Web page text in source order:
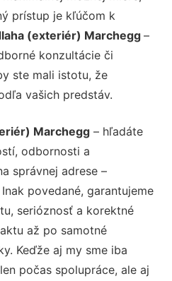
prístup je kľúčom k
(exteriér) Marchegg –
konzultácie či
ste mali istotu, že
vašich predstáv.
Marchegg – hľadáte
odbornosti a
správnej adrese –
povedané, garantujeme
serióznosť a korektné
až po samotné
Keďže aj my sme iba
počas spolupráce, ale aj